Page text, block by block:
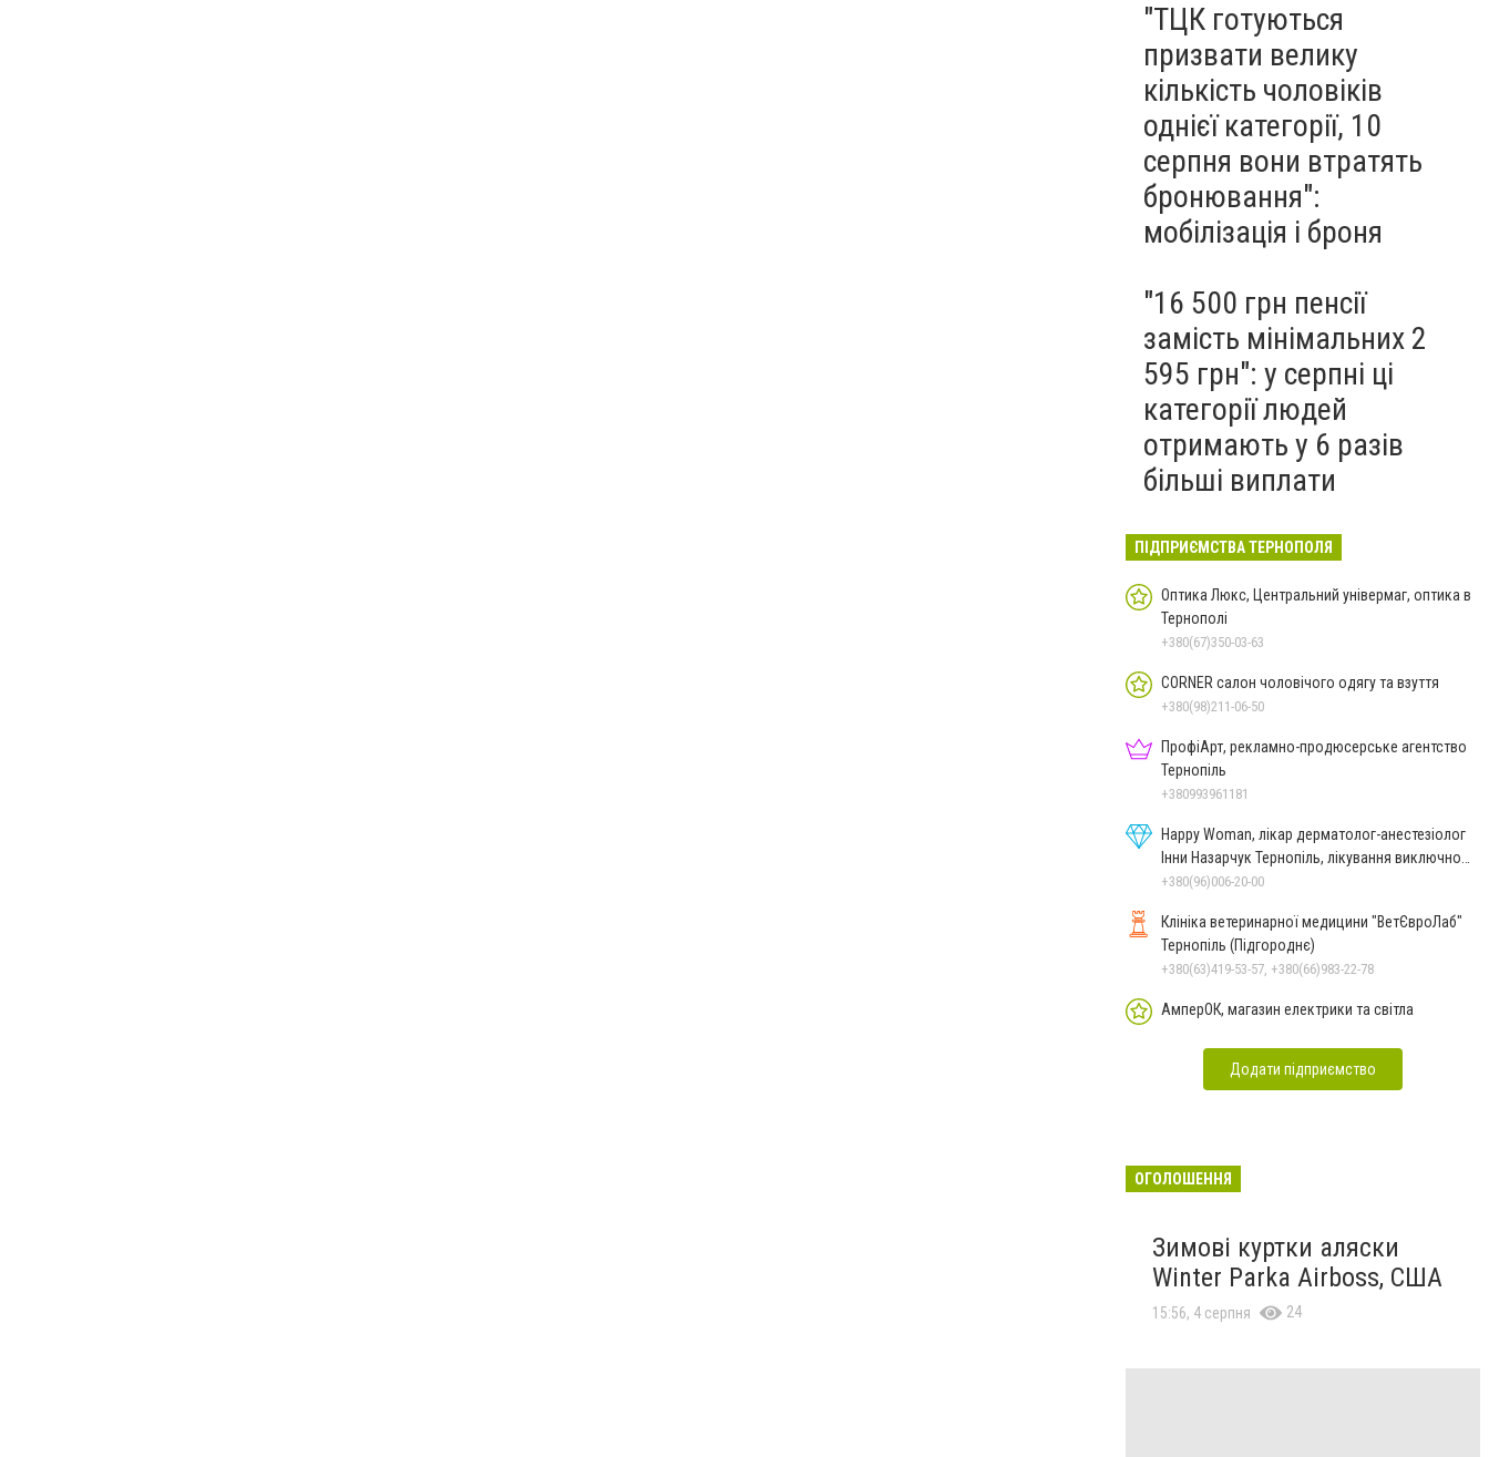
"ТЦК готуються
призвати велику
кількість чоловіків
однієї категорії, 10
серпня вони втратять
бронювання":
мобілізація і броня
"16 500 грн пенсії
замість мінімальних 2
595 грн": у серпні ці
категорії людей
отримають у 6 разів
більші виплати
ПІДПРИЄМСТВА ТЕРНОПОЛЯ
Оптика Люкс, Центральний універмаг, оптика в
Тернополі
+380(67)350-03-63
CORNER салон чоловічого одягу та взуття
+380(98)211-06-50
ПрофіАрт, рекламно-продюсерське агентство
Тернопіль
+380993961181
Happy Woman, лікар дерматолог-анестезіолог
Інни Назарчук Тернопіль, лікування виключно
важких станів
+380(96)006-20-00
Клініка ветеринарної медицини "ВетЄвроЛаб"
Тернопіль (Підгороднє)
+380(63)419-53-57, +380(66)983-22-78
АмперОК, магазин електрики та світла
Додати підприємство
ОГОЛОШЕННЯ
Зимові куртки аляски
Winter Parka Airboss, США
15:56, 4 серпня 24